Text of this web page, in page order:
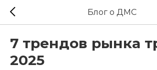
Блог о ДМС
7 трендов рынка
2025